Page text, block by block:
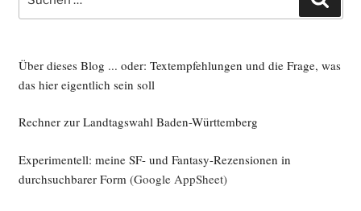
nach:
Über dieses Blog ... oder: Textempfehlungen und die Frage, was
das hier eigentlich sein soll
Rechner zur Landtagswahl Baden-Württemberg
Experimentell: meine SF- und Fantasy-Rezensionen in
durchsuchbarer Form (Google AppSheet)